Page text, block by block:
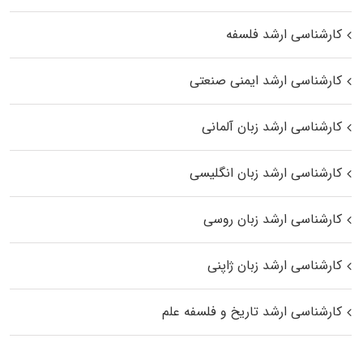
کارشناسی ارشد فلسفه
کارشناسی ارشد ایمنی صنعتی
کارشناسی ارشد زبان آلمانی
کارشناسی ارشد زبان انگلیسی
کارشناسی ارشد زبان روسی
کارشناسی ارشد زبان ژاپنی
کارشناسی ارشد تاریخ و فلسفه علم